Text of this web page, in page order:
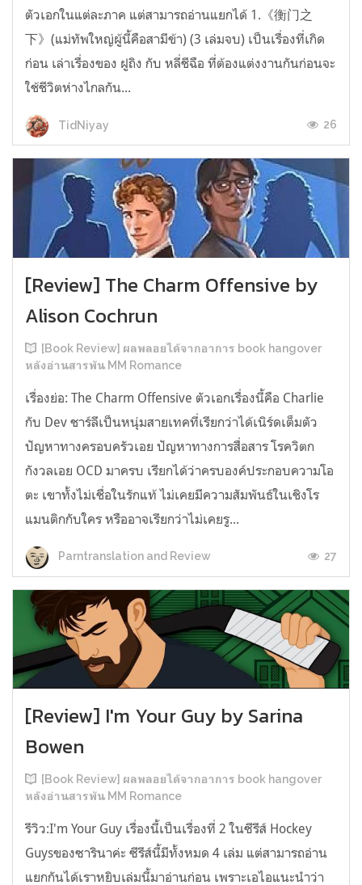
ตัวเอกในแต่ละภาค แต่สามารถอ่านแยกได้ 1.《衡门之
下》(แม่ทัพใหญ่ผู้นี้คือสามีข้า) (3 เล่มจบ) เป็นเรื่องที่เกิด
ก่อน เล่าเรื่องของ ฝูถิง กับ หลี่ชีฉือ ที่ต้องแต่งงานกันก่อนจะ
ใช้ชีวิตห่างไกลกัน...
TidNiyay 26
[Review] The Charm Offensive by
Alison Cochrun
[Book Review] ผลพลอยได้จากอาการ book hangover
หลังอ่านสารพัน MM Romance
เรื่องย่อ: The Charm Offensive ตัวเอกเรื่องนี้คือ Charlie
กับ Dev ชาร์ลีเป็นหนุ่มสายเทคที่เรียกว่าได้เนิร์ดเต็มตัว
ปัญหาทางครอบครัวเอย ปัญหาทางการสื่อสาร โรควิตก
กังวลเอย OCD มาครบ เรียกได้ว่าครบองค์ประกอบความโอ
ตะ เขาทั้งไม่เชื่อในรักแท้ ไม่เคยมีความสัมพันธ์ในเชิงโร
แมนติกกับใคร หรืออาจเรียกว่าไม่เคยรู...
Parntranslation and Review 27
[Review] I'm Your Guy by Sarina
Bowen
[Book Review] ผลพลอยได้จากอาการ book hangover
หลังอ่านสารพัน MM Romance
รีวิว:I'm Your Guy เรื่องนี้เป็นเรื่องที่ 2 ในซีรีส์ Hockey
Guysของซารินาค่ะ ซีรีส์นี้มีทั้งหมด 4 เล่ม แต่สามารถอ่าน
แยกกันได้เราหยิบเล่มนี้มาอ่านก่อน เพราะเอไอแนะนำว่า